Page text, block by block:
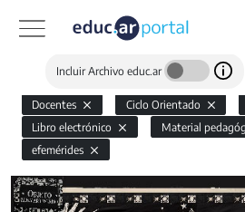
Incluir Archivo educ.ar
Docentes Ciclo Orientado
Libro electrónico
Material
efemérides